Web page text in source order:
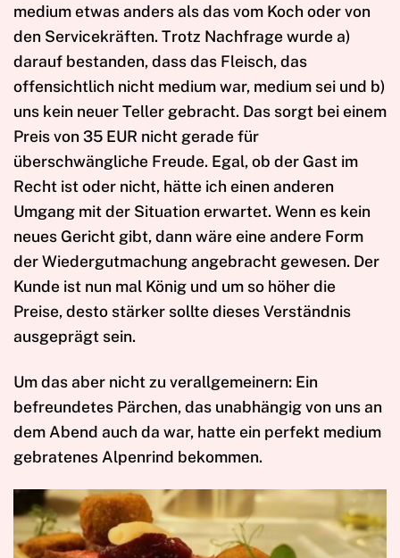
medium etwas anders als das vom Koch oder von
den Servicekräften. Trotz Nachfrage wurde a)
darauf bestanden, dass das Fleisch, das
offensichtlich nicht medium war, medium sei und b)
uns kein neuer Teller gebracht. Das sorgt bei einem
Preis von 35 EUR nicht gerade für
überschwängliche Freude. Egal, ob der Gast im
Recht ist oder nicht, hätte ich einen anderen
Umgang mit der Situation erwartet. Wenn es kein
neues Gericht gibt, dann wäre eine andere Form
der Wiedergutmachung angebracht gewesen. Der
Kunde ist nun mal König und um so höher die
Preise, desto stärker sollte dieses Verständnis
ausgeprägt sein.
Um das aber nicht zu verallgemeinern: Ein
befreundetes Pärchen, das unabhängig von uns an
dem Abend auch da war, hatte ein perfekt medium
gebratenes Alpenrind bekommen.